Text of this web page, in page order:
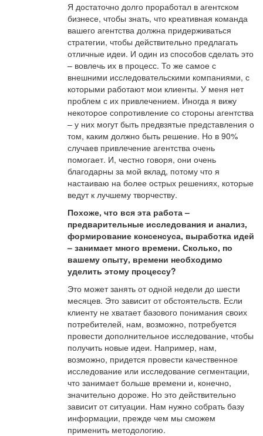
Я достаточно долго проработал в агентском
бизнесе, чтобы знать, что креативная команда
вашего агентства должна придерживаться
стратегии, чтобы действительно предлагать
отличные идеи. И один из способов сделать это
– вовлечь их в процесс. То же самое с
внешними исследовательскими компаниями, с
которыми работают мои клиенты. У меня нет
проблем с их привлечением. Иногда я вижу
некоторое сопротивление со стороны агентства
– у них могут быть предвзятые представления о
том, каким должно быть решение. Но в 90%
случаев привлечение агентства очень
помогает. И, честно говоря, они очень
благодарны за мой вклад, потому что я
настаиваю на более острых решениях, которые
ведут к лучшему творчеству.
Похоже, что вся эта работа –
предварительные исследования и анализ,
формирование консенсуса, выработка идей
– занимает много времени. Сколько, по
вашему опыту, времени необходимо
уделить этому процессу?
Это может занять от одной недели до шести
месяцев. Это зависит от обстоятельств. Если
клиенту не хватает базового понимания своих
потребителей, нам, возможно, потребуется
провести дополнительное исследование, чтобы
получить новые идеи. Например, нам,
возможно, придется провести качественное
исследование или исследование сегментации,
что занимает больше времени и, конечно,
значительно дороже. Но это действительно
зависит от ситуации. Нам нужно собрать базу
информации, прежде чем мы сможем
применить методологию.